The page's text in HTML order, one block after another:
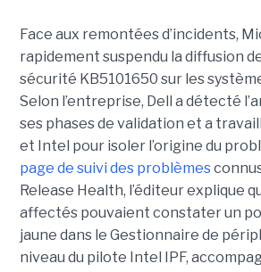
Face aux remontées d’incidents,
rapidement suspendu la diffusion
sécurité KB5101650 sur les
Selon l’entreprise, Dell a détecté
ses phases de validation et a
et Intel pour isoler l’origine du
page de suivi des problèmes
Release Health, l’éditeur explique
affectés pouvaient constater un
jaune dans le Gestionnaire de
niveau du pilote Intel IPF,